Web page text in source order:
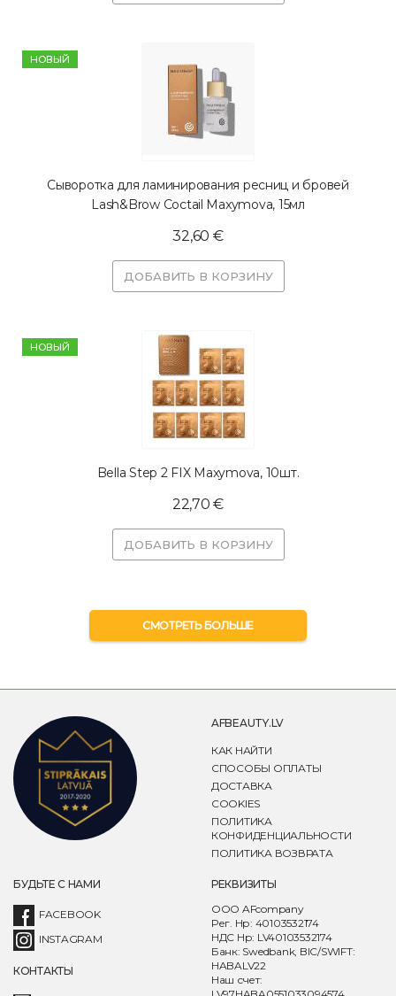
HОВЫЙ
Сыворотка для ламинирования ресниц и бровей
Lash&Brow Coctail Maxymova, 15мл
32,60 €
ДОБАВИТЬ В КОРЗИНУ
HОВЫЙ
Bella Step 2 FIX Maxymova, 10шт.
22,70 €
ДОБАВИТЬ В КОРЗИНУ
СМОТРЕТЬ БОЛЬШЕ
AFBEAUTY.LV
КАК НАЙТИ
СПОСОБЫ ОПЛАТЫ
ДОСТАВКА
COOKIES
ПОЛИТИКА
КОНФИДЕНЦИАЛЬНОСТИ
ПОЛИТИКА ВОЗВРАТА
БУДЬТЕ С НАМИ
FACEBOOK
INSTAGRAM
КОНТАКТЫ
РЕКВИЗИТЫ
ООО AFcompany
Рег. Нр: 40103532174
НДС Нр: LV40103532174
Банк: Swedbank, BIC/SWIFT:
HABALV22
Наш счет: